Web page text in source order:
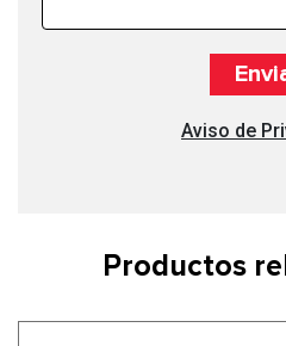
Aviso de
Productos